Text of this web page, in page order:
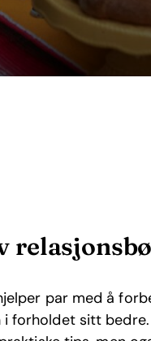
par med å
forholdet sitt